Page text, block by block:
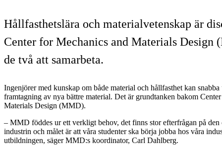
Hållfasthetslära och materialvetenskap är
Center for Mechanics and Materials Design
de två att samarbeta.
Ingenjörer med kunskap om både material och hållfasthet kan snabba
framtagning av nya bättre material. Det är grundtanken bakom
Materials Design (MMD).
– MMD föddes ur ett verkligt behov, det finns stor efterfrågan på den
industrin och målet är att våra studenter ska börja jobba hos våra
utbildningen, säger MMD:s koordinator, Carl Dahlberg.